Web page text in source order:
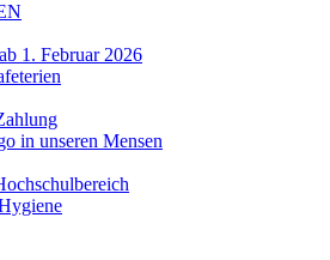
1. Februar 2026
in unseren Mensen